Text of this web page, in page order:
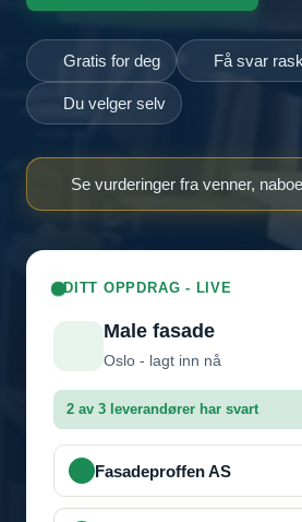
Gratis for deg Få svar
Du velger selv
Se vurderinger fra venner,
DITT OPPDRAG - LIVE
Male fasade
Oslo - lagt inn nå
2 av 3 leverandører har svart
Fasadeproffen AS